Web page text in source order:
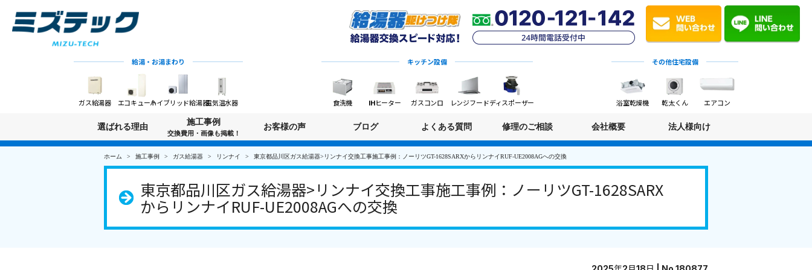
給湯・お湯まわり
ガス給湯器 エコキュートハイブリッド給湯器電気温水器
キッチン設備
食洗機 IHヒーター ガスコンロ レンジフードディスポーザー
その他住宅設備
浴室乾燥機 乾太くん エアコン
選ばれる理由
施工事例
交換費用・画像も掲載！
お客様の声 ブログ よくある質問 修理のご相談 会社概要 法人様向け
ホーム 施工事例 ガス給湯器 リンナイ 東京都品川区ガス給湯器>リンナイ交換工事施工事例：ノーリツGT-1628SARXからリンナイRUF-UE2008AGへの交換
東京都品川区ガス給湯器>リンナイ交換工事施工事例：ノーリツGT-1628SARX
からリンナイRUF-UE2008AGへの交換